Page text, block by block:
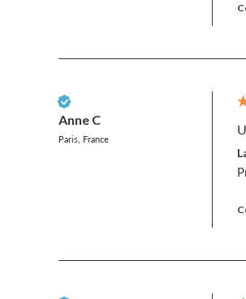
Anne C
Paris, France